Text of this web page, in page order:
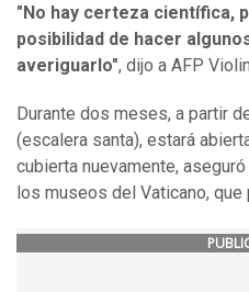
"No hay certeza científica,
posibilidad de hacer
averiguarlo", dijo a AFP
Durante dos meses, a partir
(escalera santa), estará
cubierta nuevamente,
los museos del Vaticano,